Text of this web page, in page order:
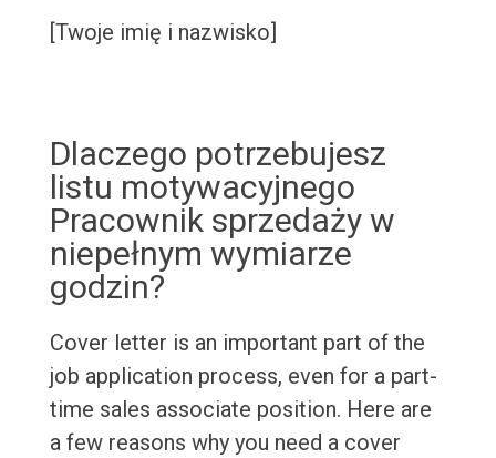
[Twoje imię i nazwisko]
Dlaczego potrzebujesz
listu motywacyjnego
Pracownik sprzedaży w
niepełnym wymiarze
godzin?
Cover letter is an important part of the
job application process, even for a part-
time sales associate position. Here are
a few reasons why you need a cover